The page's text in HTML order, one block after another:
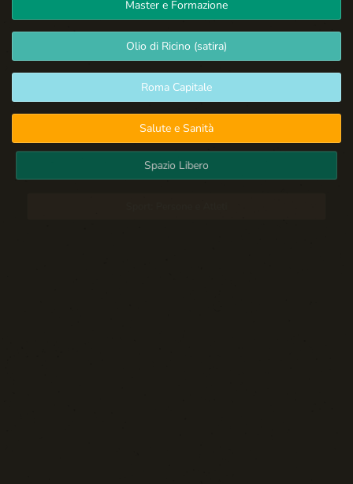
Master e Formazione
Olio di Ricino (satira)
Roma Capitale
Salute e Sanità
Spazio Libero